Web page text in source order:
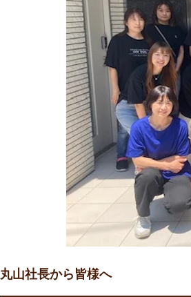
丸山社長から皆様へ